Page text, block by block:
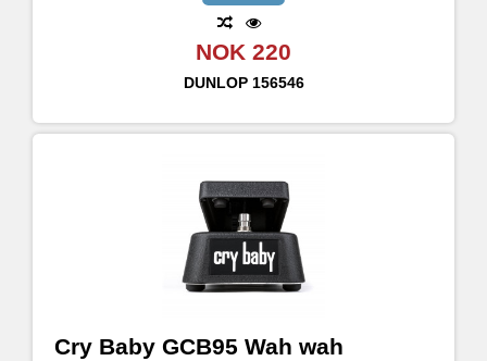
NOK 220
DUNLOP 156546
Cry Baby GCB95 Wah wah